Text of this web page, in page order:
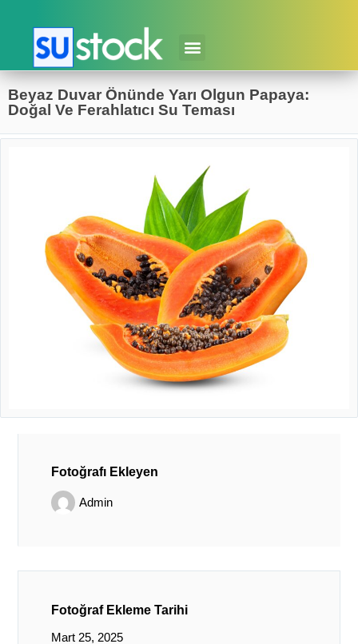
Beyaz Duvar Önünde Yarı Olgun Papaya:
Doğal Ve Ferahlatıcı Su Teması
Fotoğrafı Ekleyen
Admin
Fotoğraf Ekleme Tarihi
Mart 25, 2025